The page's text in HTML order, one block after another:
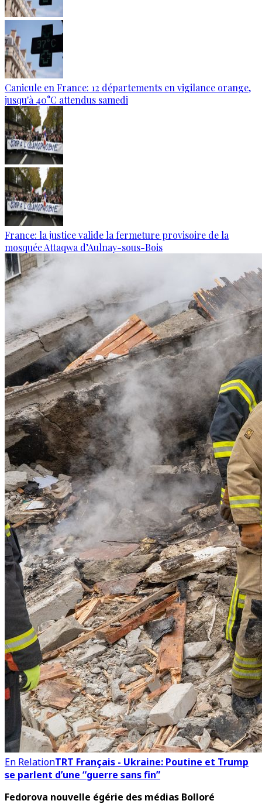
Canicule en France: 12 départements en vigilance orange,
jusqu'à 40°C attendus samedi
France: la justice valide la fermeture provisoire de la
mosquée Attaqwa d’Aulnay-sous-Bois
En RelationTRT Français - Ukraine: Poutine et Trump
se parlent d’une “guerre sans fin”
Fedorova nouvelle égérie des médias Bolloré